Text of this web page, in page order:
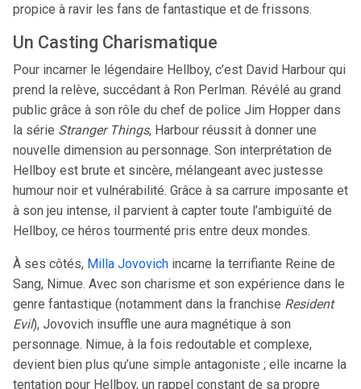
propice à ravir les fans de fantastique et de frissons.
Un Casting Charismatique
Pour incarner le légendaire Hellboy, c’est David Harbour qui
prend la relève, succédant à Ron Perlman. Révélé au grand
public grâce à son rôle du chef de police Jim Hopper dans
la série Stranger Things, Harbour réussit à donner une
nouvelle dimension au personnage. Son interprétation de
Hellboy est brute et sincère, mélangeant avec justesse
humour noir et vulnérabilité. Grâce à sa carrure imposante et
à son jeu intense, il parvient à capter toute l’ambiguïté de
Hellboy, ce héros tourmenté pris entre deux mondes.
À ses côtés, Milla Jovovich incarne la terrifiante Reine de
Sang, Nimue. Avec son charisme et son expérience dans le
genre fantastique (notamment dans la franchise Resident
Evil), Jovovich insuffle une aura magnétique à son
personnage. Nimue, à la fois redoutable et complexe,
devient bien plus qu’une simple antagoniste ; elle incarne la
tentation pour Hellboy, un rappel constant de sa propre